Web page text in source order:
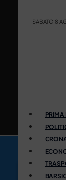
SABATO 8
PRIMA